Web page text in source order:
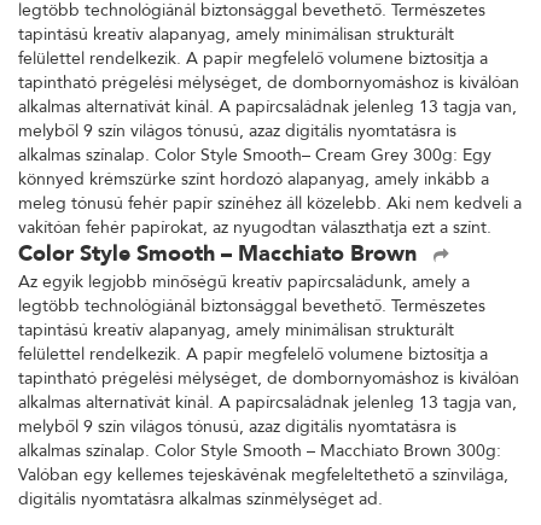
legtöbb technológiánál biztonsággal bevethető. Természetes
tapintású kreatív alapanyag, amely minimálisan strukturált
felülettel rendelkezik. A papír megfelelő volumene biztosítja a
tapintható prégelési mélységet, de dombornyomáshoz is kiválóan
alkalmas alternatívát kínál. A papírcsaládnak jelenleg 13 tagja van,
melyből 9 szín világos tónusú, azaz digitális nyomtatásra is
alkalmas színalap. Color Style Smooth– Cream Grey 300g: Egy
könnyed krémszürke színt hordozó alapanyag, amely inkább a
meleg tónusú fehér papír színéhez áll közelebb. Aki nem kedveli a
vakítóan fehér papírokat, az nyugodtan választhatja ezt a színt.
Color Style Smooth – Macchiato Brown
Az egyik legjobb minőségű kreatív papírcsaládunk, amely a
legtöbb technológiánál biztonsággal bevethető. Természetes
tapintású kreatív alapanyag, amely minimálisan strukturált
felülettel rendelkezik. A papír megfelelő volumene biztosítja a
tapintható prégelési mélységet, de dombornyomáshoz is kiválóan
alkalmas alternatívát kínál. A papírcsaládnak jelenleg 13 tagja van,
melyből 9 szín világos tónusú, azaz digitális nyomtatásra is
alkalmas színalap. Color Style Smooth – Macchiato Brown 300g:
Valóban egy kellemes tejeskávénak megfeleltethető a színvilága,
digitális nyomtatásra alkalmas színmélységet ad.